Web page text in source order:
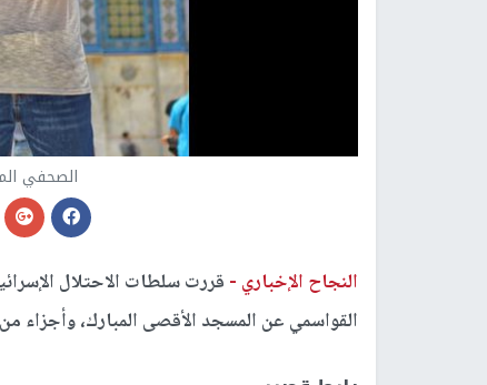
الصحفي
النجاح الإخباري - قررت سلطات الاحتلال
القواسمي عن المسجد الأقصى المبارك، وأجزاء